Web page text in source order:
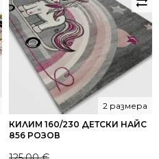
КИЛИМ 160/230 ДЕТСКИ НАЙС
856 РОЗОВ
2 размера